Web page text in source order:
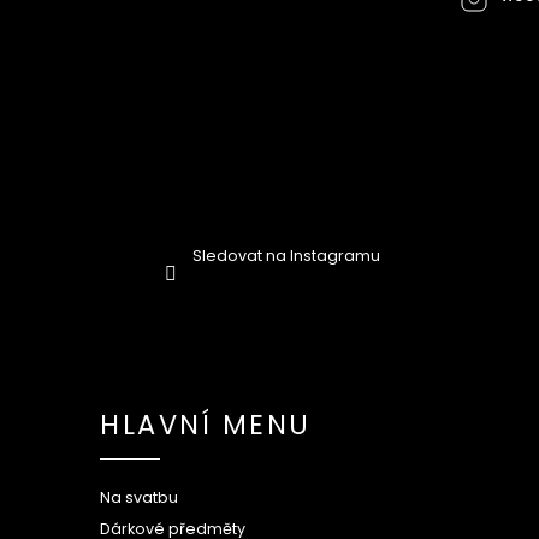
Sledovat na Instagramu
HLAVNÍ MENU
Na svatbu
Dárkové předměty